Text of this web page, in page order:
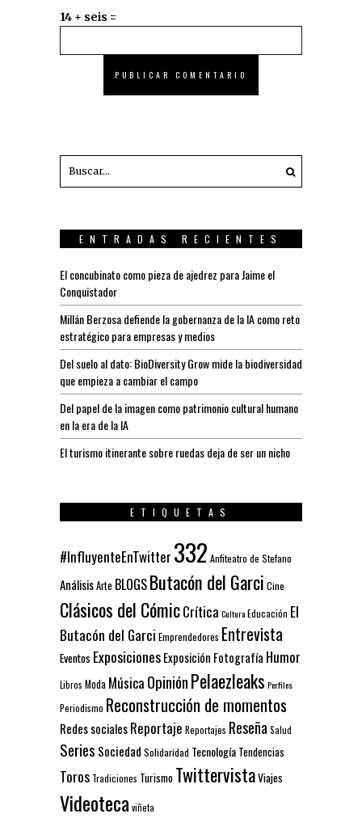
14 + seis =
ENTRADAS RECIENTES
El concubinato como pieza de ajedrez para Jaime el
Conquistador
Millán Berzosa defiende la gobernanza de la IA como reto
estratégico para empresas y medios
Del suelo al dato: BioDiversity Grow mide la biodiversidad
que empieza a cambiar el campo
Del papel de la imagen como patrimonio cultural humano
en la era de la IA
El turismo itinerante sobre ruedas deja de ser un nicho
ETIQUETAS
#InfluyenteEnTwitter 332 Anfiteatro de Stefano
AnálisisArte BLOGSButacón del Garci Cine
Clásicos del CómicCrítica CulturaEducación El
Butacón del Garci Emprendedores Entrevista
Eventos ExposicionesExposición Fotografía Humor
Libros Moda Música OpiniónPelaezleaks Perfiles
Periodismo Reconstrucción de momentos
Redes socialesReportaje Reportajes Reseña Salud
Series Sociedad Solidaridad Tecnología Tendencias
Toros Tradiciones Turismo TwittervistaViajes
Videoteca viñeta